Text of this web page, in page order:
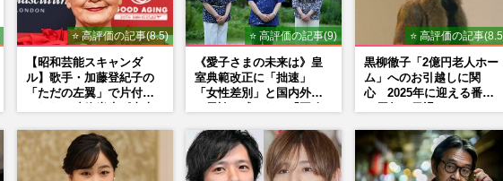
⭐ 高評価の記事(8.5)
【昭和芸能スキャンダ
ル】歌手・加藤登紀子の
「ただの左翼」で片付け
内ゲバ事件》
⭐ 高評価の記事(9)
《愛子さまの未来は》皇
室典範改正に「拙速」
「女性差別」と国内外か
⭐ 高評価の記事
黒柳徹子「2億円老人ホー
ム」へのお引越しに関
心 2025年に迎える番組